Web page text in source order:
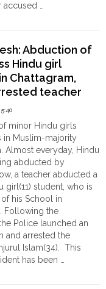
…
Abduction of
Hindu girl
Chattagram,
teacher
minor Hindu girls
in Muslim-majority
Almost everyday, Hindu
abducted by
a teacher abducted a
girl(11) student, who is
his School in
Following the
Police launched an
and arrested the
Islam(34). This
has been …